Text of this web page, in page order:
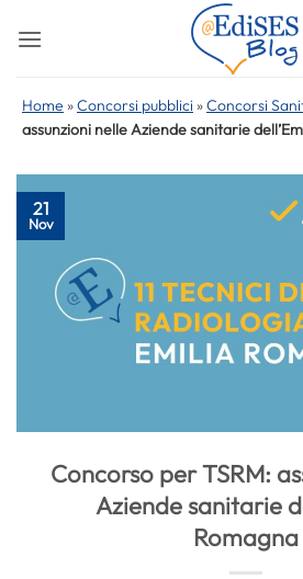
Home »Concorsi pubblici »Concorsi
assunzioni nelle Aziende sanitarie
21
Nov
Concorso per TSRM:
Aziende sanitarie
Romagna